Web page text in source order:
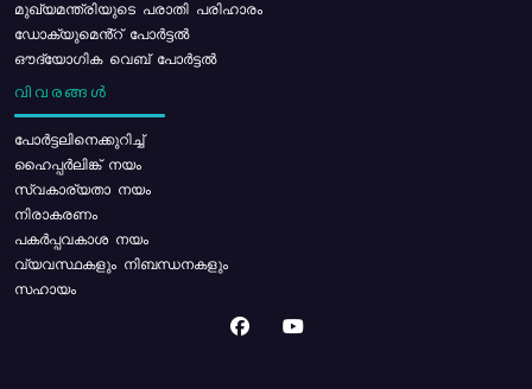
മുഖ്യമന്ത്രിയുടെ പരാതി പരിഹാരം
ഡോക്യുമെൻ്റ് പോർട്ടൽ
ഔദ്യോഗിക വെബ് പോർട്ടൽ
വിവരങ്ങൾ
പോര്‍ട്ടലിനെക്കുറിച്ച്
ഹൈപ്പർലിങ്ക് നയം
സ്വകാര്യതാ നയം
നിരാകരണം
പകർപ്പവകാശ നയം
വ്യവസ്ഥകളും നിബന്ധനകളും
സഹായം